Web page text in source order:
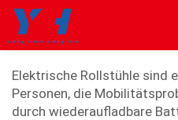
Elektrische Rollstühle sind
Personen, die
durch wiederaufladbare